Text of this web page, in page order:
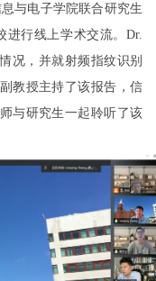
息与电子学院联合研究生
进行线上学术交流。Dr.
况，并就射频指纹识别
副教授主持了该报告 ，信
与研究生一起聆听了该